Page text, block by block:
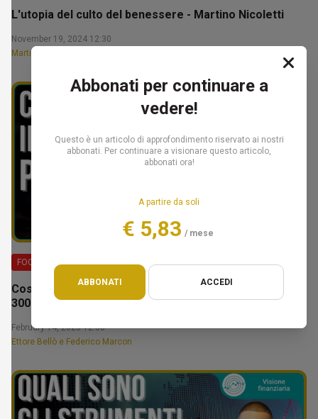
Abbonati per continuare a
vedere!
Questo è un articolo di approfondimento riservato ai nostri
abbonati. Per continuare a visionare questo articolo,
abbonati ora!
A partire da soli
€ 5,83 / mese
ABBONATI ACCEDI
L'utopia del culto del benessere - Martino Nicoletti
November 19, 2024 12:30
Martino Nicoletti
FOCUS
Costruire il tuo patrimonio: la fase da 100.000€ a
300.000€ – Ettore Bellò
February 14, 2025 12:30
Ettore Bellò e Federico Marcon